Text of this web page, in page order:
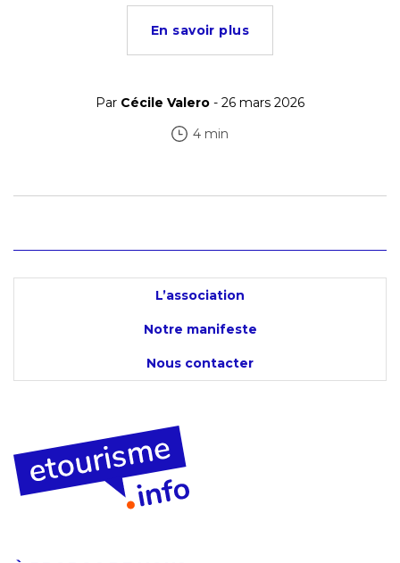
En savoir plus
Par Cécile Valero - 26 mars 2026
4 min
L’association
Notre manifeste
Nous contacter